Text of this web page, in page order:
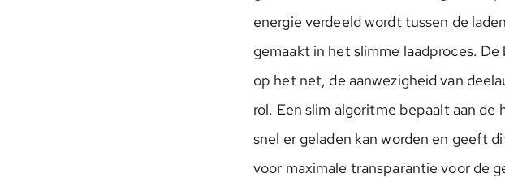
energie verdeeld wordt tussen de
gemaakt in het slimme laadproces.
op het net, de aanwezigheid van
rol. Een slim algoritme bepaalt aan
snel er geladen kan worden en geeft
voor maximale transparantie voor de